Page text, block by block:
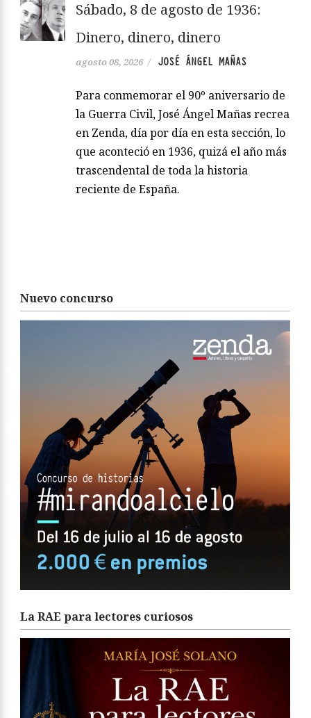
Sábado, 8 de agosto de 1936:
Dinero, dinero, dinero
agosto 08, 2026 / JOSÉ ÁNGEL MAÑAS
Para conmemorar el 90º aniversario de
la Guerra Civil, José Ángel Mañas recrea
en Zenda, día por día en esta sección, lo
que aconteció en 1936, quizá el año más
trascendental de toda la historia
reciente de España.
Nuevo concurso
La RAE para lectores curiosos